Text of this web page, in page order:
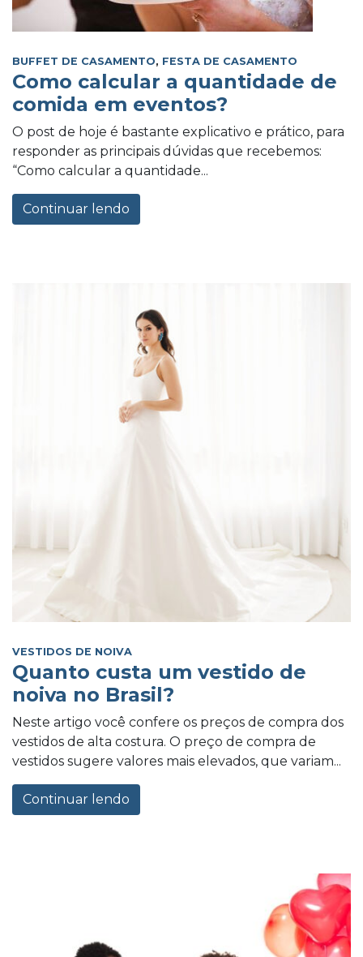
BUFFET DE CASAMENTO, FESTA DE CASAMENTO
Como calcular a quantidade de
comida em eventos?
O post de hoje é bastante explicativo e prático, para
responder as principais dúvidas que recebemos:
“Como calcular a quantidade...
Continuar lendo
VESTIDOS DE NOIVA
Quanto custa um vestido de
noiva no Brasil?
Neste artigo você confere os preços de compra dos
vestidos de alta costura. O preço de compra de
vestidos sugere valores mais elevados, que variam...
Continuar lendo